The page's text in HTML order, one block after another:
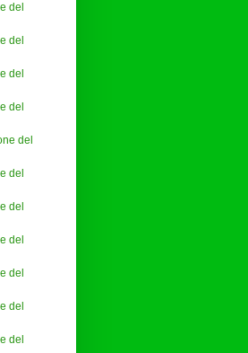
del
del
del
del
del
del
del
del
del
del
del